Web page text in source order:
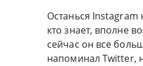
Останься
кто знает, вполне
сейчас он все
напоминал Twitter,